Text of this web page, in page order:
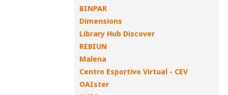
BINPAR
Dimensions
Library Hub Discover
REBIUN
Malena
Centro Esportivo Virtual - CEV
OAIster